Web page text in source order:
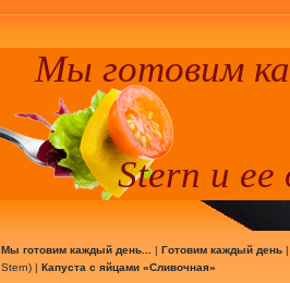
Мы готовим
Stern и ее
Мы готовим каждый день... | Готовим каждый день
Stern) | Капуста с яйцами «Сливочная»